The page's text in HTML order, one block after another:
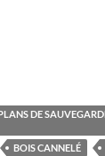
DE
BOIS CANNELÉ